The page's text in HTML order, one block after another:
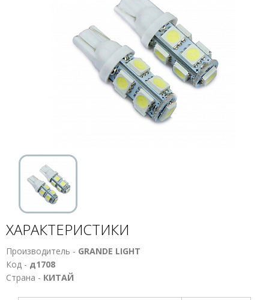
ХАРАКТЕРИСТИКИ
Производитель - GRANDE LIGHT
Код - д1708
Страна - КИТАЙ